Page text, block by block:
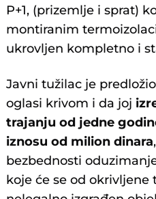
P+1, (prizemlje i sprat)
montiranim
ukrovljen kompletno i
Javni tužilac je
oglasi krivom i da joj
trajanju od jedne
iznosu od milion dinara
bezbednosti
koje će se od okrivljene